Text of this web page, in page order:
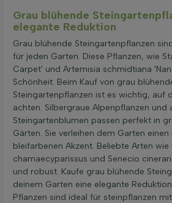
Grau blühende
elegante Reduktion
Grau blühende Steingartenpflanzen
für jeden Garten. Diese Pflanzen, wie
Carpet' und Artemisia schmidtiana
Schönheit. Beim Kauf von grau
Steingartenpflanzen ist es wichtig, auf
achten. Silbergraue Alpenpflanzen und
Steingartenblumen passen perfekt in
Gärten. Sie verleihen dem Garten
bleifarbenen Akzent. Beliebte Arten wie
chamaecyparissus und Senecio
und robust. Kaufe grau blühende
deinem Garten eine elegante
Pflanzen sind ideal für steinpflanzen